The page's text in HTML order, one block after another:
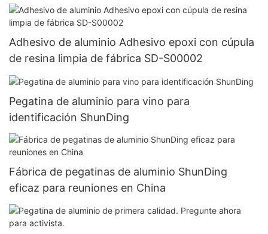
Adhesivo de aluminio Adhesivo epoxi con cúpula
de resina limpia de fábrica SD-S00002
Pegatina de aluminio para vino para
identificación ShunDing
Fábrica de pegatinas de aluminio ShunDing
eficaz para reuniones en China